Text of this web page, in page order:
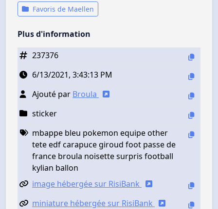
Favoris de Maellen
Plus d'information
237376
6/13/2021, 3:43:13 PM
Ajouté par Broula
sticker
mbappe bleu pokemon equipe other
tete edf carapuce giroud foot passe de
france broula noisette surpris football
kylian ballon
image hébergée sur RisiBank
miniature hébergée sur RisiBank